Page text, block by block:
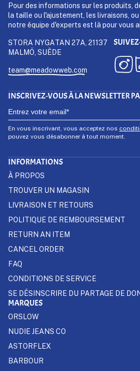
Pour des informations sur les produits,
la taille ou l'ajustement, les livraisons,
notre équipe d'experts est là pour vous
STORA NYGATAN 27A, 21137
MALMÖ, SUÈDE
team@meadowweb.com
INSCRIVEZ-VOUS À LA NEWSLETTER
En vous inscrivant, vous acceptez nos
pouvez vous désabonner à tout moment.
INFORMATIONS
À PROPOS
TROUVER UN MAGASIN
LIVRAISON ET RETOURS
POLITIQUE DE REMBOURSEMENT
RETURN AN ITEM
CANCEL ORDER
FAQ
CONDITIONS DE SERVICE
SE DÉSINSCRIRE DU PARTAGE DE
MARQUES
ORSLOW
NUDIE JEANS CO
ASTORFLEX
BARBOUR